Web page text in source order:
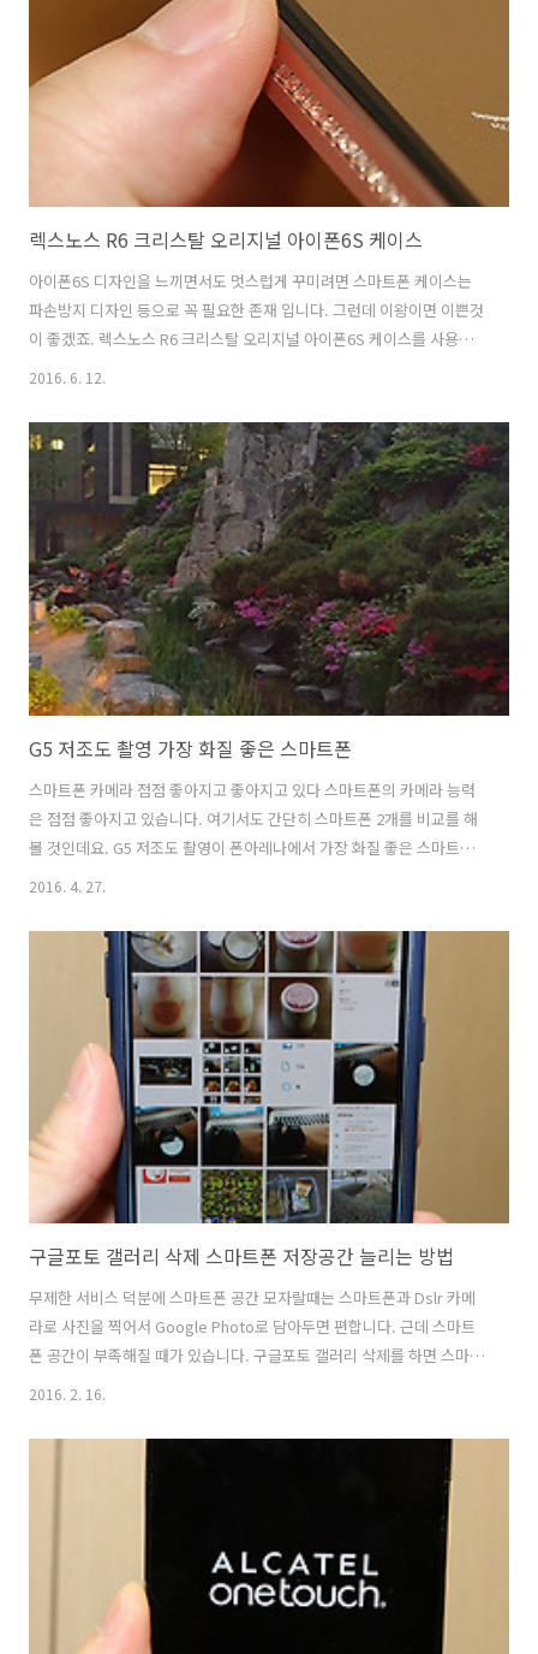
오는데요. LG에서는 신선한 광고가 많이 나오고 있는데요 ..
렉스노스 R6 크리스탈 오리지널 아이폰6S 케이스
아이폰6S 디자인을 느끼면서도 멋스럽게 꾸미려면 스마트폰 케이스는
파손방지 디자인 등으로 꼭 필요한 존재 입니다. 그런데 이왕이면 이쁜것
이 좋겠죠. 렉스노스 R6 크리스탈 오리지널 아이폰6S 케이스를 사용해
봤는데요. 애플 스마트폰은 원래 디자인이 이뻐서 많이 선택하는데 기존
이 이 제품인데요 측면에 크리스탈이 박힌것 부터 보죠. 렉스노스 R6 크
리스탈은 측면은 특이합니다. 그리고 앞뒷 부분이 트여있어서 전체적인
디자인을 살려주면서 사용이 가능 합니다. 아이폰6S를 후면 디자인을 살
리면서 케이스를 쓰고 싶다면 범퍼케이스 형태의 이런 케이스도 있다는
것을 알아두면 좋을듯 합니다. 렉스노스 R6 크리스탈 오리지널 아이폰
6S 케이스 먼저 크리스탈 ..
2016. 6. 12.
G5 저조도 촬영 가장 화질 좋은 스마트폰
스마트폰 카메라 점점 좋아지고 좋아지고 있다 스마트폰의 카메라 능력
은 점점 좋아지고 있습니다. 여기서도 간단히 스마트폰 2개를 비교를 해
볼 것인데요. G5 저조도 촬영이 폰아레나에서 가장 화질 좋은 스마트폰
전보다 카메라가 좋아지긴 합니다. G5 저조도 촬영시 사진 품질이 그전
보다 더 좋아졌습니다. 이것은 물론 갤럭시S7도 마찬가지이긴 합니다.
하지만 폰아레나에서 종합평가에서 G5에 더 높은 점수를 준 이유는 있겠
죠. 사진 비교를 아래에서 몇번 해볼 텐데요. 어둑어둑해질 때 촬영을 실
제로 했습니다. 스마트폰으로 촬영시 피사체가 거리가 멀거나 범위가 넓
으면 플래시를 터뜨..
2016. 4. 27.
구글포토 갤러리 삭제 스마트폰 저장공간 늘리는 방법
무제한 서비스 덕분에 스마트폰 공간 모자랄때는 스마트폰과 Dslr 카메
라로 사진을 찍어서 Google Photo로 담아두면 편합니다. 근데 스마트
폰 공간이 부족해질 때가 있습니다. 구글포토 갤러리 삭제를 하면 스마트
폰 저장공간이 늘어나긴 하지만 올바르게 지우는 방법은 아닙니다.
미지가 동기화 되어서 클라우드에 올라가죠. 구글포토 갤러리 삭제를 하
면 연결된 다른 디바이스의 이미지까지 한번에 지워져버리게 됩니다. 그
렇다면 스마트폰의 공간이 부족해질 때 어떻게 공간을 늘려야할까요? 그
것을 알아보도록 합니다. Google Photo는 스마트폰에서도 PC에서도
설치하여 무척 유용하게 사용이 가능 합니다. 사진 또는 동영상을 무제한
2016. 2. 16.